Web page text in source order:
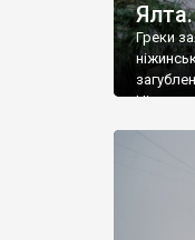
Греки
Ніжин